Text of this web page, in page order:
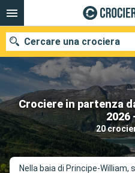
Crociere in partenza
2026
20
Cercare una crociera
Le nostre destinazioni
Mesi di partenza
Porti
Nella baia di Principe-